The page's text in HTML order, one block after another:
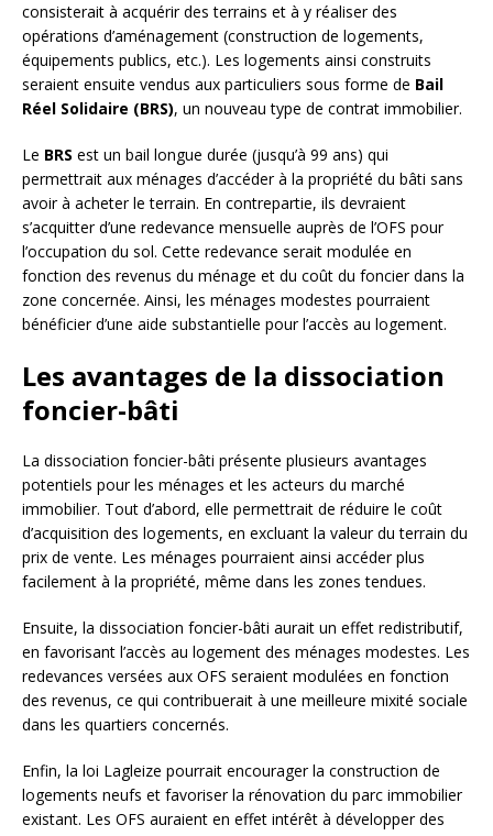
consisterait à acquérir des terrains et à y réaliser des
opérations d’aménagement (construction de logements,
équipements publics, etc.). Les logements ainsi construits
seraient ensuite vendus aux particuliers sous forme de Bail
Réel Solidaire (BRS), un nouveau type de contrat immobilier.
Le BRS est un bail longue durée (jusqu’à 99 ans) qui
permettrait aux ménages d’accéder à la propriété du bâti sans
avoir à acheter le terrain. En contrepartie, ils devraient
s’acquitter d’une redevance mensuelle auprès de l’OFS pour
l’occupation du sol. Cette redevance serait modulée en
fonction des revenus du ménage et du coût du foncier dans la
zone concernée. Ainsi, les ménages modestes pourraient
bénéficier d’une aide substantielle pour l’accès au logement.
Les avantages de la dissociation
foncier-bâti
La dissociation foncier-bâti présente plusieurs avantages
potentiels pour les ménages et les acteurs du marché
immobilier. Tout d’abord, elle permettrait de réduire le coût
d’acquisition des logements, en excluant la valeur du terrain du
prix de vente. Les ménages pourraient ainsi accéder plus
facilement à la propriété, même dans les zones tendues.
Ensuite, la dissociation foncier-bâti aurait un effet redistributif,
en favorisant l’accès au logement des ménages modestes. Les
redevances versées aux OFS seraient modulées en fonction
des revenus, ce qui contribuerait à une meilleure mixité sociale
dans les quartiers concernés.
Enfin, la loi Lagleize pourrait encourager la construction de
logements neufs et favoriser la rénovation du parc immobilier
existant. Les OFS auraient en effet intérêt à développer des